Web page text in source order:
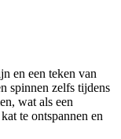
en een teken van
spinnen zelfs tijdens
wat als een
te ontspannen en